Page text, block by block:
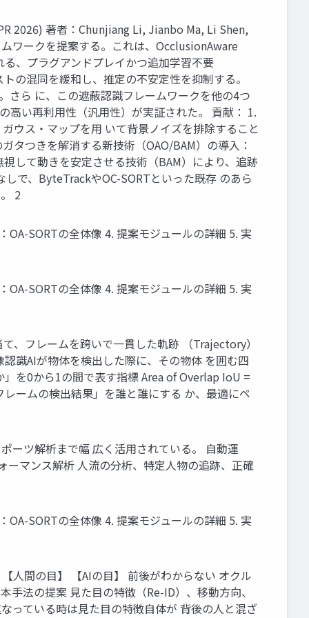
2026) 著者：Chunjiang Li, Jianbo Ma, Li Shen,
ワークを提案する。これは、OcclusionAware
、プラグアンドプレイかつ追加学習不要
の混同を緩和し、推定の不安定性を抑制する。
さら に、この遮蔽認識フレームワークを他の4つ
高い再利用性（汎用性）が実証された。 貢献： 1.
ウス・マップを用 いて背景ノイズを排除すること
タつきを解消する新技術（OAO/BAM）の導入：
して動きを安定させる技術（BAM）により、追跡
で、ByteTrackやOC-SORTといった既存 のあら
2
SORTの全体像 4. 提案モジュールの詳細 5. 実
SORTの全体像 4. 提案モジュールの詳細 5. 実
、フレームを跨いで一貫した軌跡 （Trajectory）
識AIが物体を検出した際に、その物体 を囲む四
を0から1の間で表す指標 Area of Overlap IoU =
ームの検出結果」を誰と誰にする か、最適にペ
ーツ解析まで幅 広く活用されている。 自動運
ーマンス解析 人流の分析、特定人物の追跡、正確
SORTの全体像 4. 提案モジュールの詳細 5. 実
人間の目】 【AIの目】 前後がわからない オクル
法の提案 見た目の特徴（Re-ID）、移動方向、
っている時は見た目の特徴自体が 背後の人と混ざ